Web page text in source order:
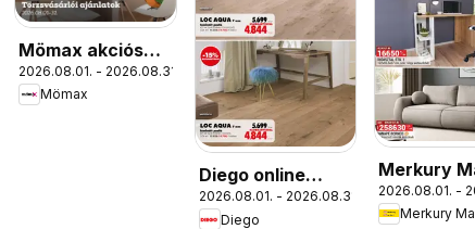
Mömax akciós
újság
2026.08.01. - 2026.08.31.
Mömax
Diego online
katalógus 08
2026.08.01. - 2026.08.31.
Diego
Merkury
akciós
2026.08.01. -
Merkury